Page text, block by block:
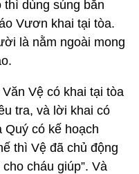
dùng súng bắn
Vươn khai tại tòa.
là nằm ngoài mong
Vệ có khai tại tòa
tra, và lời khai có
Quý có kế hoạch
thì Vệ đã chủ động
cháu giúp”. Và